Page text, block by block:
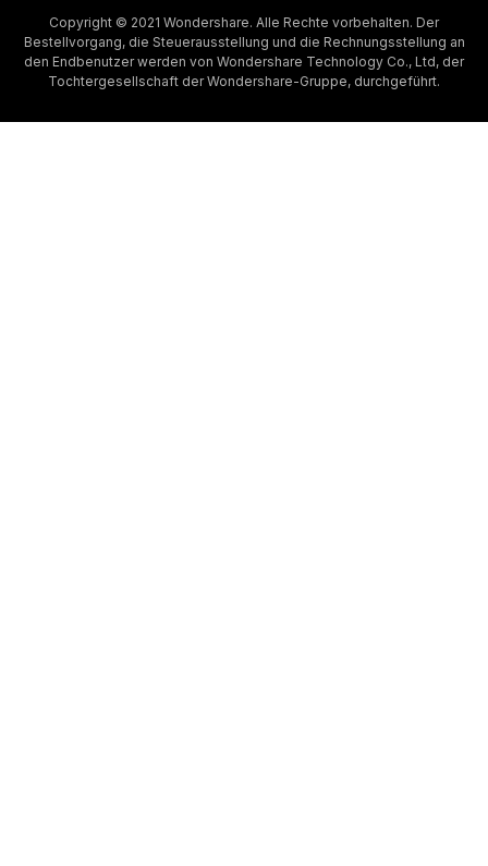
Copyright © 2021 Wondershare. Alle Rechte vorbehalten. Der
Bestellvorgang, die Steuerausstellung und die Rechnungsstellung an
den Endbenutzer werden von Wondershare Technology Co., Ltd, der
Tochtergesellschaft der Wondershare-Gruppe, durchgeführt.